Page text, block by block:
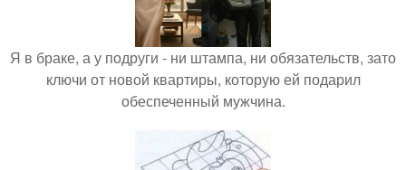
Я в браке, а у подруги - ни штампа, ни обязательств, зато
ключи от новой квартиры, которую ей подарил
обеспеченный мужчина.